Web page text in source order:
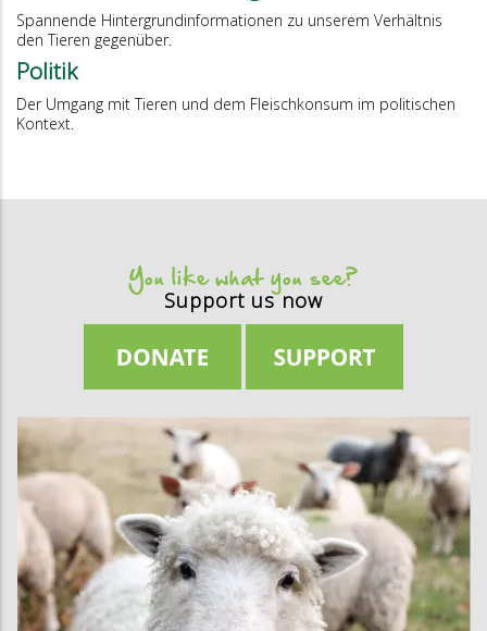
Spannende Hintergrundinformationen zu unserem Verhältnis
den Tieren gegenüber.
Politik
Der Umgang mit Tieren und dem Fleischkonsum im politischen
Kontext.
You like what you see?
Support us now